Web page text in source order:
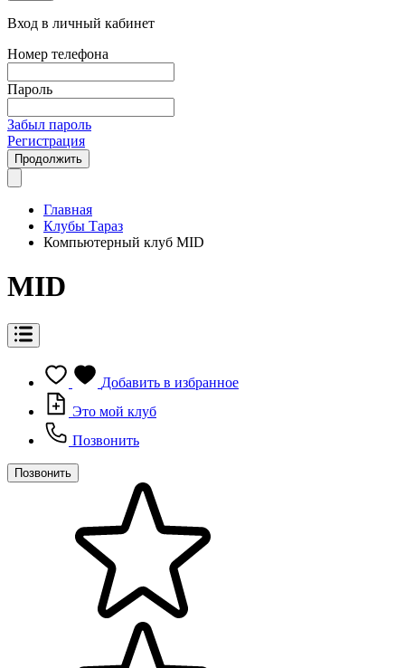
Вход в личный кабинет
Номер телефона
Пароль
Забыл пароль
Регистрация
Продолжить
Главная
Клубы Тараз
Компьютерный клуб MID
MID
Добавить в избранное
Это мой клуб
Позвонить
Позвонить